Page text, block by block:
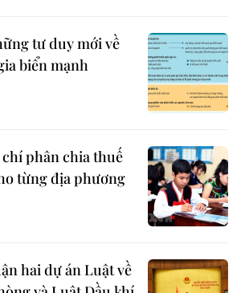
tư duy mới về
biển mạnh
phân chia thuế
từng địa phương
hai dự án Luật về